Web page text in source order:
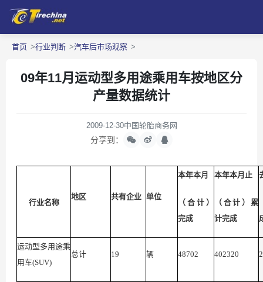
首页 行业判断 汽车后市场观察
09年11月运动型多用途乘用车按地区分
产量数据统计
2009-12-30中国轮胎商务网
分享到：
行业名称
地区 共有企业 单位
本年本月 本年本月止
（合计）
完成
（合计）累
计完成
运动型多用途乘
用车(SUV)
总计 19 辆 48702 402320